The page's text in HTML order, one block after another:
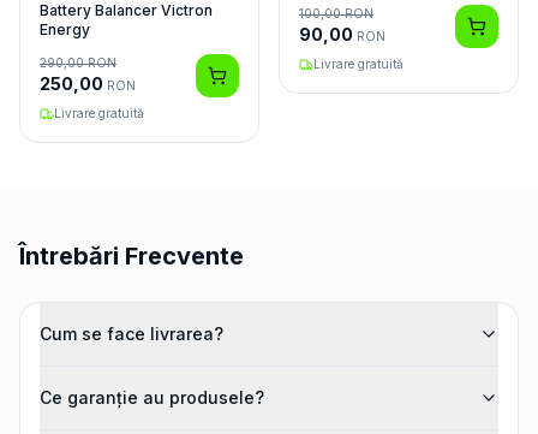
Battery Balancer Victron
Energy
290,00RON
250,00 RON
Livrare gratuită
100,00RON
90,00 RON
Livrare gratuită
Întrebări Frecvente
Cum se face livrarea?
Ce garanție au produsele?